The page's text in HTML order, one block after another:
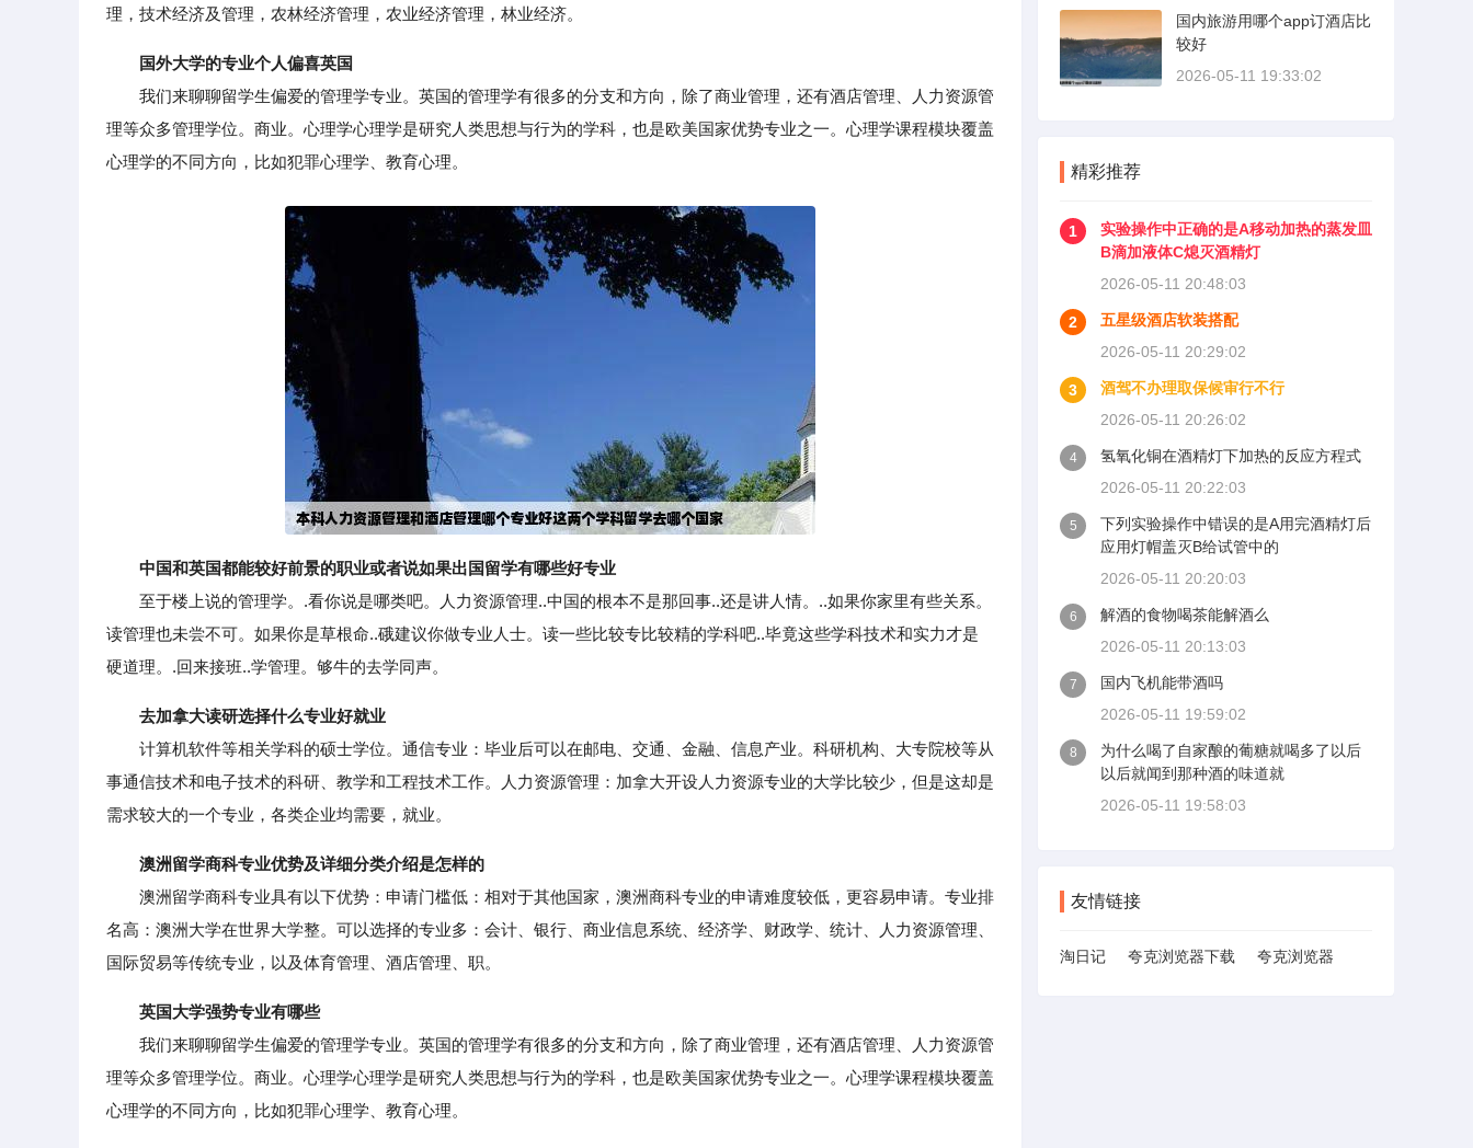
理，技术经济及管理，农林经济管理，农业经济管理，林业经济。
国外大学的专业个人偏喜英国
我们来聊聊留学生偏爱的管理学专业。英国的管理学有很多的分支和方向，除了商业管理，还有酒店管理、人力资源管
理等众多管理学位。商业。心理学心理学是研究人类思想与行为的学科，也是欧美国家优势专业之一。心理学课程模块覆盖
心理学的不同方向，比如犯罪心理学、教育心理。
中国和英国都能较好前景的职业或者说如果出国留学有哪些好专业
至于楼上说的管理学。.看你说是哪类吧。人力资源管理..中国的根本不是那回事..还是讲人情。..如果你家里有些关系。
读管理也未尝不可。如果你是草根命..硪建议你做专业人士。读一些比较专比较精的学科吧..毕竟这些学科技术和实力才是
硬道理。.回来接班..学管理。够牛的去学同声。
去加拿大读研选择什么专业好就业
计算机软件等相关学科的硕士学位。通信专业：毕业后可以在邮电、交通、金融、信息产业。科研机构、大专院校等从
事通信技术和电子技术的科研、教学和工程技术工作。人力资源管理：加拿大开设人力资源专业的大学比较少，但是这却是
需求较大的一个专业，各类企业均需要，就业。
澳洲留学商科专业优势及详细分类介绍是怎样的
澳洲留学商科专业具有以下优势：申请门槛低：相对于其他国家，澳洲商科专业的申请难度较低，更容易申请。专业排
名高：澳洲大学在世界大学整。可以选择的专业多：会计、银行、商业信息系统、经济学、财政学、统计、人力资源管理、
国际贸易等传统专业，以及体育管理、酒店管理、职。
英国大学强势专业有哪些
我们来聊聊留学生偏爱的管理学专业。英国的管理学有很多的分支和方向，除了商业管理，还有酒店管理、人力资源管
理等众多管理学位。商业。心理学心理学是研究人类思想与行为的学科，也是欧美国家优势专业之一。心理学课程模块覆盖
心理学的不同方向，比如犯罪心理学、教育心理。
国内旅游用哪个app订酒店比
较好
2026-05-11 19:33:02
精彩推荐
1
实验操作中正确的是A移动加热的蒸发皿
B滴加液体C熄灭酒精灯
2026-05-11 20:48:03
2
五星级酒店软装搭配
2026-05-11 20:29:02
3
酒驾不办理取保候审行不行
2026-05-11 20:26:02
4
氢氧化铜在酒精灯下加热的反应方程式
2026-05-11 20:22:03
5
下列实验操作中错误的是A用完酒精灯后
应用灯帽盖灭B给试管中的
2026-05-11 20:20:03
6
解酒的食物喝茶能解酒么
2026-05-11 20:13:03
7
国内飞机能带酒吗
2026-05-11 19:59:02
8
为什么喝了自家酿的葡糖就喝多了以后
以后就闻到那种酒的味道就
2026-05-11 19:58:03
友情链接
淘日记 夸克浏览器下载 夸克浏览器